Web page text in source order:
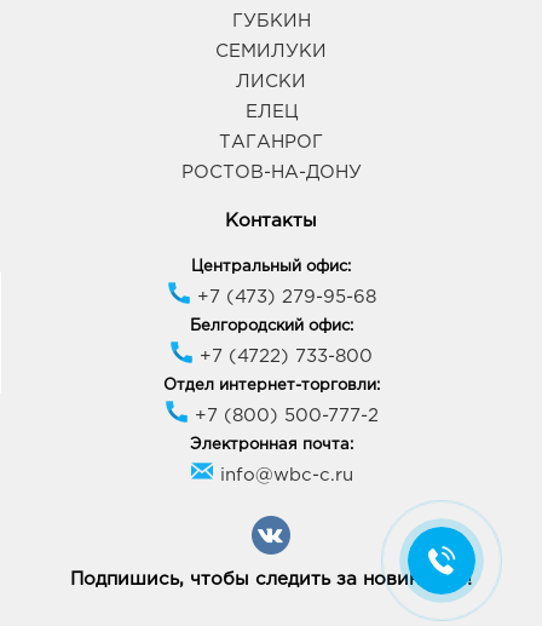
ГУБКИН
СЕМИЛУКИ
ЛИСКИ
ЕЛЕЦ
ТАГАНРОГ
РОСТОВ-НА-ДОНУ
Контакты
Центральный офис:
+7 (473) 279-95-68
Белгородский офис:
+7 (4722) 733-800
Отдел интернет-торговли:
+7 (800) 500-777-2
Электронная почта:
info@wbc-c.ru
Подпишись, чтобы следить за новинками!